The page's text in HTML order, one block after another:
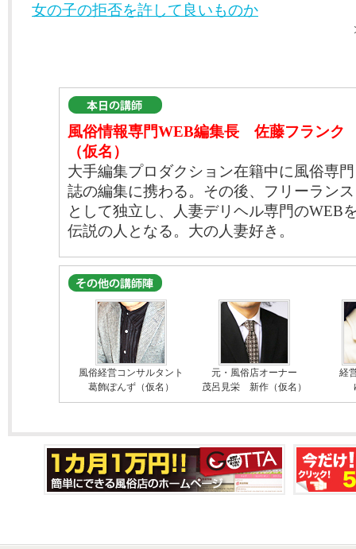
女の子の拒否を許して良いものか
風俗情報専門WEB編集長 佐藤フランク
（仮名）
大手編集プロダクション在籍中に風俗専門
誌の編集に携わる。その後、フリーランス
として独立し、人妻デリヘル専門のWEB
伝説の人となる。大の人妻好き。
風俗経営コンサルタント
葛飾ぽんず（仮名）
元・風俗店オーナー
茂呂見栄 新作（仮名）
経